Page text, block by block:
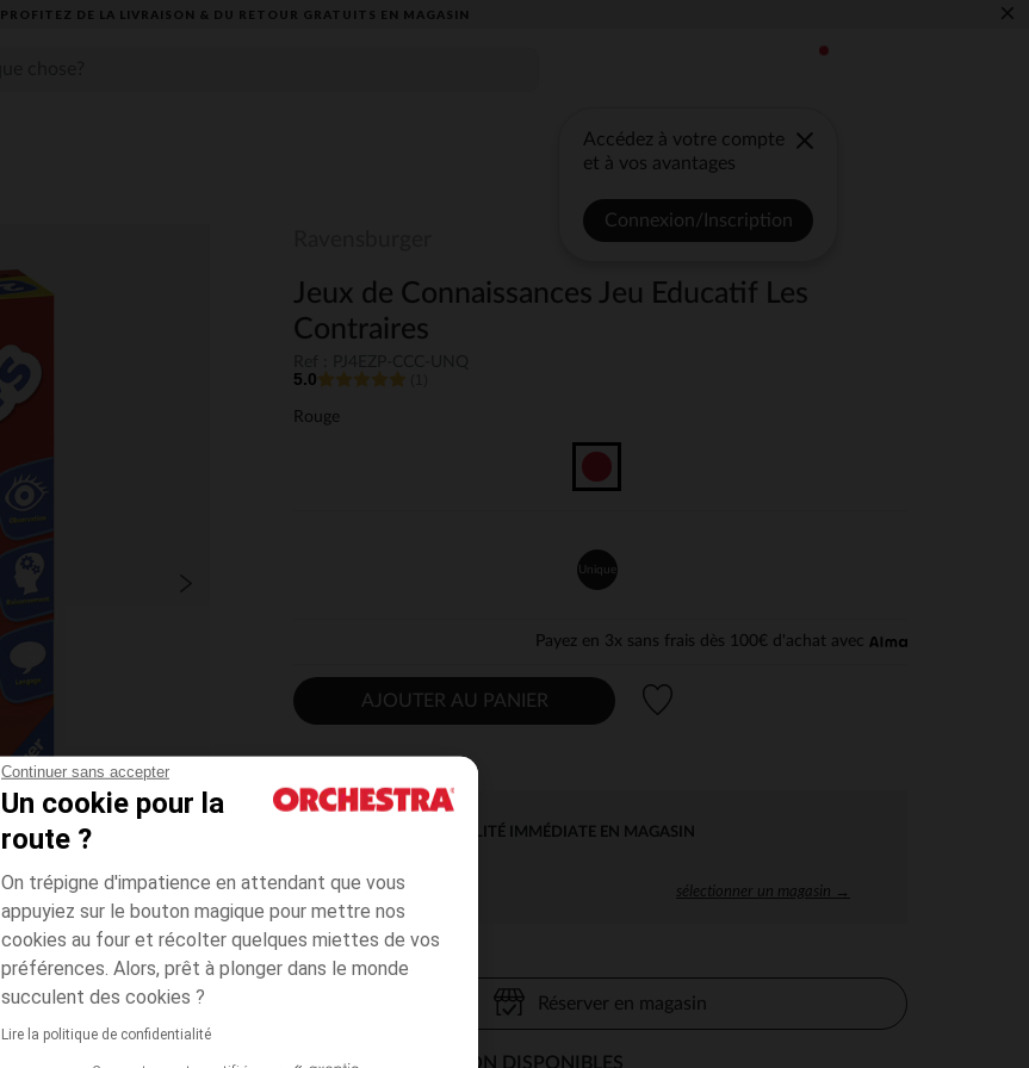
Continuer sans accepter
Un cookie pour la
route ?
On trépigne d'impatience en attendant que vous
appuyiez sur le bouton magique pour mettre nos
cookies au four et récolter quelques miettes de vos
préférences. Alors, prêt à plonger dans le monde
succulent des cookies ?
Lire la politique de confidentialité
PROFITEZ DE LA LIVRAISON & DU RETOUR GRATUITS EN MAGASIN​ ×
Accédez à votre compte
et à vos avantages
Connexion/Inscription
Jeux de Connaissances Jeu Educatif Les
Contraires
5.0
Rouge
Unique
Payez en 3x sans frais dès 100€ d'achat avec
AJOUTER AU PANIER
DISPONIBILITÉ IMMÉDIATE EN MAGASIN
sélectionner un magasin →
Réserver en magasin
MODES DE LIVRAISON DISPONIBLES